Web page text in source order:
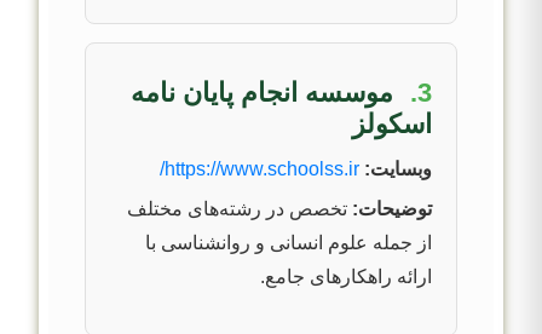
3.
موسسه انجام پایان نامه
اسکولز
وبسایت: https://www.schoolss.ir/
توضیحات: تخصص در رشته‌های مختلف
از جمله علوم انسانی و روانشناسی با
ارائه راهکارهای جامع.